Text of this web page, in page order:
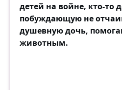
детей на войне, кто-то
побуждающую не
душевную дочь,
животным.